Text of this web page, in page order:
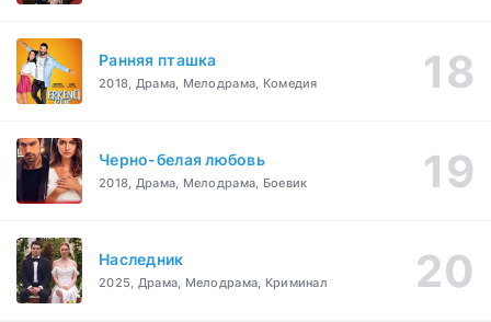
Ранняя пташка
2018, Драма, Мелодрама, Комедия
Черно-белая любовь
2018, Драма, Мелодрама, Боевик
Наследник
2025, Драма, Мелодрама, Криминал